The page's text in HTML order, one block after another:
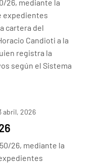
26, mediante la
expedientes
cartera del
Candioti a la
registra la
según el Sistema
abril, 2026
26, mediante la